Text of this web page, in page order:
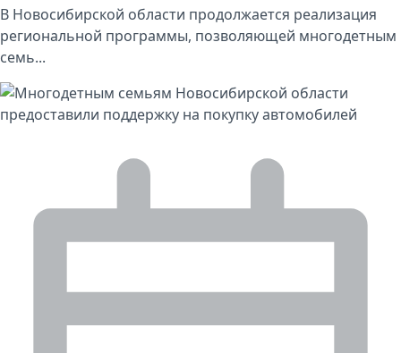
В Новосибирской области продолжается реализация
региональной программы, позволяющей многодетным
семь...